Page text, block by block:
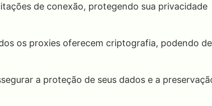
de conexão, protegendo sua privacidade
os proxies oferecem criptografia, podendo
a proteção de seus dados e a